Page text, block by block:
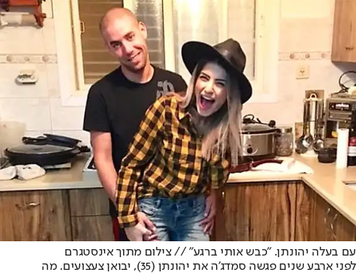
עם בעלה יהונתן. "כבש אותי ברגע" // צילום מתוך אינסטגרם
לפני ארבע שנים פגשה סמדג'ה את יהונתן (35), יבואן צעצועים. מה